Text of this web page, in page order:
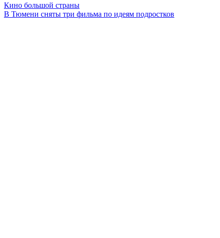
Кино большой страны
В Тюмени сняты три фильма по идеям подростков